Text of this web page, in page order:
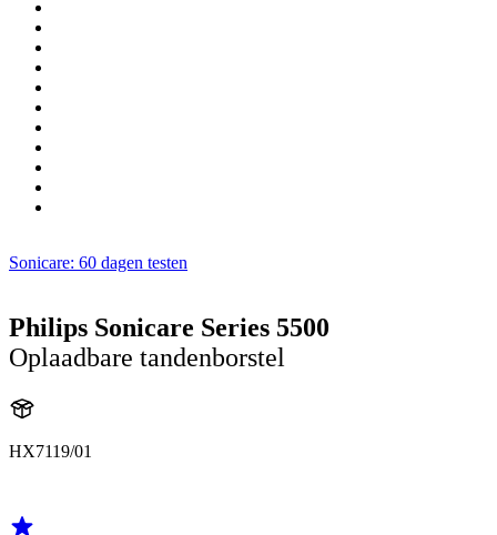
Sonicare: 60 dagen testen
Philips Sonicare Series 5500
Oplaadbare tandenborstel
HX7119/01